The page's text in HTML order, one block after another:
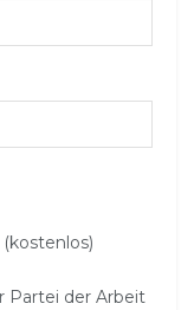
Partei der Arbeit